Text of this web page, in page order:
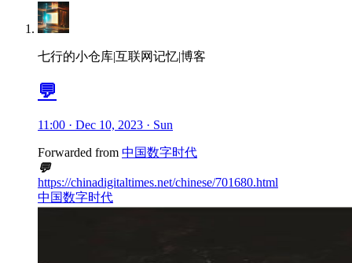
七行的小仓库|互联网记忆|博客
💬
11:00 · Dec 10, 2023 · Sun
Forwarded from 中国数字时代
💬
https://chinadigitaltimes.net/chinese/701680.html
中国数字时代